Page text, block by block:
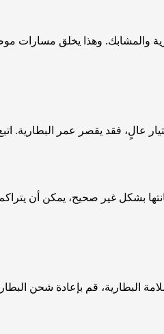
والمشابك. وهذا يخلق مسارات
عالٍ، فقد يقصر عمر البطارية.
بشكل غير صحيح، يمكن أن
البطارية، قم بإعادة شحن